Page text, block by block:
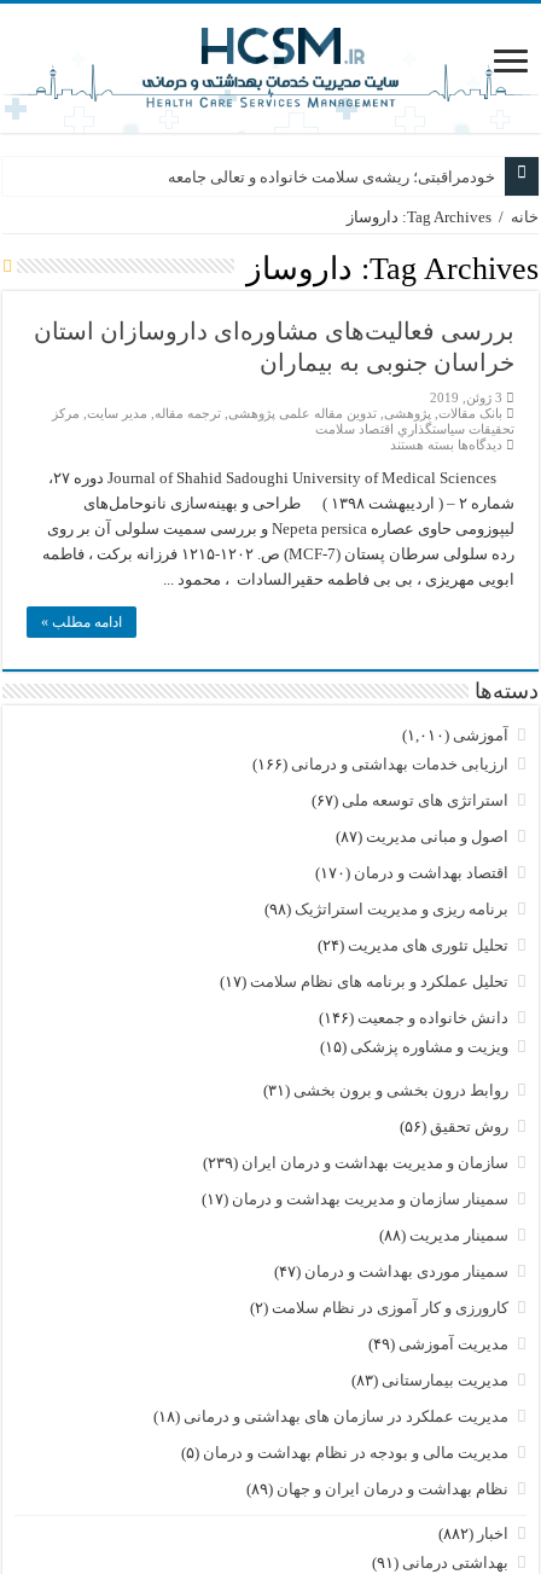
خودمراقبتی؛ ریشه‌ی سلامت خانواده و تعالی جامعه
خانه / Tag Archives: داروساز
Tag Archives: داروساز
بررسی فعالیت‌های مشاوره‌ای داروسازان استان
خراسان جنوبی به بیماران
3 ژوئن, 2019
بانک مقالات پژوهشی ,تدوین مقاله علمی پژوهشی ,ترجمه مقاله مدیر سایت مركز
تحقيقات سياستگذاري اقتصاد سلامت
دیدگاه‌ها برای
فعالیت‌های
داروسازان
استان
خراسان
جنوبی
بیماران
بسته هستند
Journal of Shahid Sadoughi University of Medical Sciences دوره ۲۷،
شماره ۲ – ( اردیبهشت ۱۳۹۸ ) طراحی و بهینه‌سازی نانو‌حامل‌های
لیپوزومی حاوی عصاره Nepeta persica و بررسی سمیت سلولی آن بر روی
رده سلولی سرطان پستان (MCF-7) ص. ۱۲۰۲-۱۲۱۵ فرزانه برکت ، فاطمه
ابویی مهریزی ، بی بی فاطمه حقیرالسادات ، محمود ...
ادامه مطلب »
دسته‌ها
آموزشی (۱,۰۱۰)
ارزیابی خدمات بهداشتی و درمانی (۱۶۶)
استراتژی های توسعه ملی (۶۷)
اصول و مبانی مدیریت (۸۷)
اقتصاد بهداشت و درمان (۱۷۰)
برنامه ریزی و مدیریت استراتژیک (۹۸)
تحلیل تئوری های مدیریت (۲۴)
تحلیل عملکرد و برنامه های نظام سلامت (۱۷)
دانش خانواده و جمعیت (۱۴۶)
ویزیت و مشاوره پزشکی (۱۵)
روابط درون بخشی و برون بخشی (۳۱)
روش تحقیق (۵۶)
سازمان و مدیریت بهداشت و درمان ایران (۲۳۹)
سمینار سازمان و مدیریت بهداشت و درمان (۱۷)
سمینار مدیریت (۸۸)
سمینار موردی بهداشت و درمان (۴۷)
کارورزی و کار آموزی در نظام سلامت (۲)
مدیریت آموزشی (۴۹)
مدیریت بیمارستانی (۸۳)
مدیریت عملکرد در سازمان های بهداشتی و درمانی (۱۸)
مدیریت مالی و بودجه در نظام بهداشت و درمان (۵)
نظام بهداشت و درمان ایران و جهان (۸۹)
اخبار (۸۸۲)
بهداشتی درمانی (۹۱)